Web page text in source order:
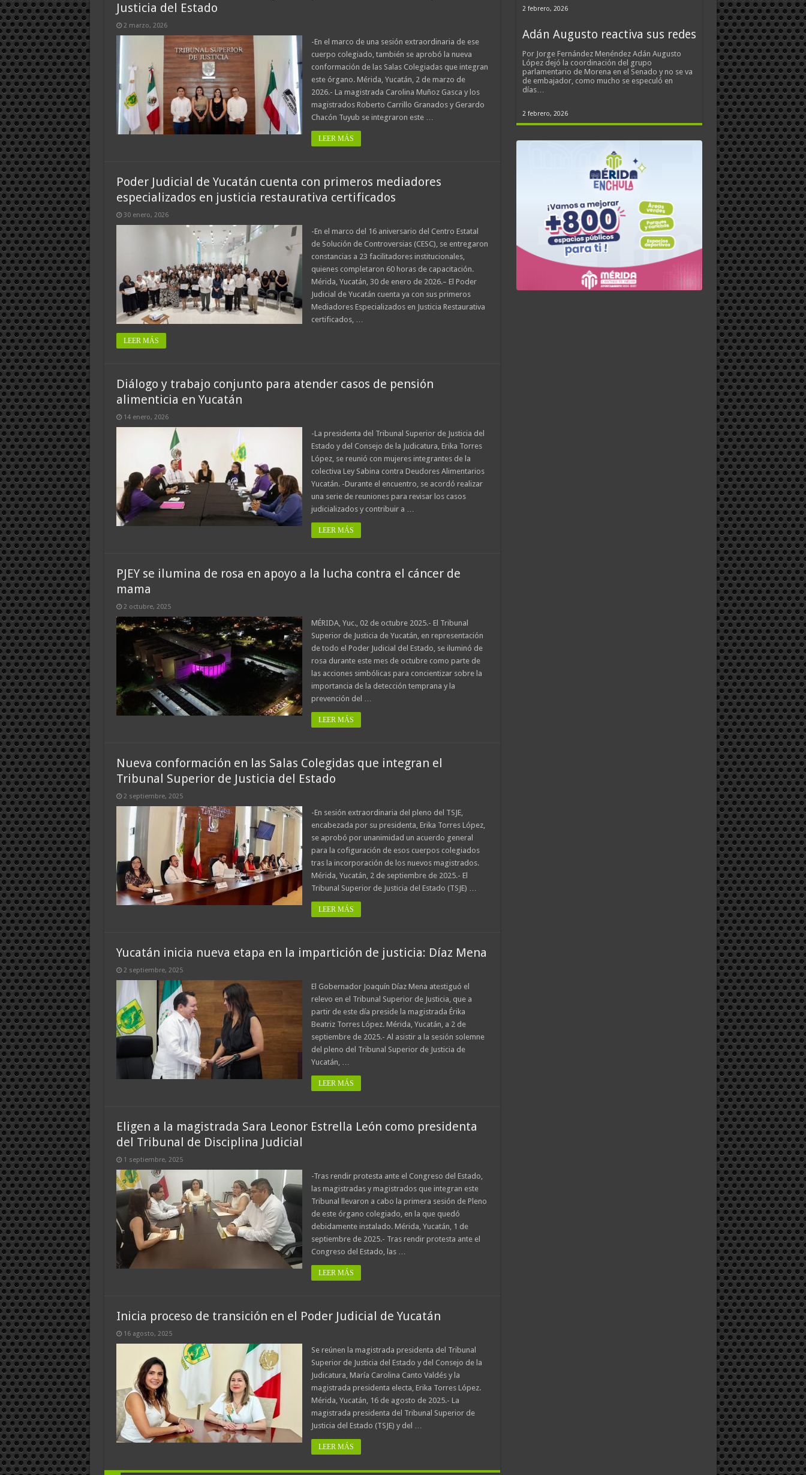
Justicia del Estado
2 marzo, 2026
-En el marco de una sesión extraordinaria de ese
cuerpo colegiado, también se aprobó la nueva
conformación de las Salas Colegiadas que integran
este órgano. Mérida, Yucatán, 2 de marzo de
2026.- La magistrada Carolina Muñoz Gasca y los
magistrados Roberto Carrillo Granados y Gerardo
Chacón Tuyub se integraron este …
LEER MÁS
Poder Judicial de Yucatán cuenta con primeros mediadores
especializados en justicia restaurativa certificados
30 enero, 2026
-En el marco del 16 aniversario del Centro Estatal
de Solución de Controversias (CESC), se entregaron
constancias a 23 facilitadores institucionales,
quienes completaron 60 horas de capacitación.
Mérida, Yucatán, 30 de enero de 2026.– El Poder
Judicial de Yucatán cuenta ya con sus primeros
Mediadores Especializados en Justicia Restaurativa
certificados, …
LEER MÁS
Diálogo y trabajo conjunto para atender casos de pensión
alimenticia en Yucatán
14 enero, 2026
-La presidenta del Tribunal Superior de Justicia del
Estado y del Consejo de la Judicatura, Erika Torres
López, se reunió con mujeres integrantes de la
colectiva Ley Sabina contra Deudores Alimentarios
Yucatán. -Durante el encuentro, se acordó realizar
una serie de reuniones para revisar los casos
judicializados y contribuir a …
LEER MÁS
PJEY se ilumina de rosa en apoyo a la lucha contra el cáncer de
mama
2 octubre, 2025
MÉRIDA, Yuc., 02 de octubre 2025.- El Tribunal
Superior de Justicia de Yucatán, en representación
de todo el Poder Judicial del Estado, se iluminó de
rosa durante este mes de octubre como parte de
las acciones simbólicas para concientizar sobre la
importancia de la detección temprana y la
prevención del …
LEER MÁS
Nueva conformación en las Salas Colegidas que integran el
Tribunal Superior de Justicia del Estado
2 septiembre, 2025
-En sesión extraordinaria del pleno del TSJE,
encabezada por su presidenta, Erika Torres López,
se aprobó por unanimidad un acuerdo general
para la cofiguración de esos cuerpos colegiados
tras la incorporación de los nuevos magistrados.
Mérida, Yucatán, 2 de septiembre de 2025.- El
Tribunal Superior de Justicia del Estado (TSJE) …
LEER MÁS
Yucatán inicia nueva etapa en la impartición de justicia: Díaz Mena
2 septiembre, 2025
El Gobernador Joaquín Díaz Mena atestiguó el
relevo en el Tribunal Superior de Justicia, que a
partir de este día preside la magistrada Érika
Beatriz Torres López. Mérida, Yucatán, a 2 de
septiembre de 2025.- Al asistir a la sesión solemne
del pleno del Tribunal Superior de Justicia de
Yucatán, …
LEER MÁS
Eligen a la magistrada Sara Leonor Estrella León como presidenta
del Tribunal de Disciplina Judicial
1 septiembre, 2025
-Tras rendir protesta ante el Congreso del Estado,
las magistradas y magistrados que integran este
Tribunal llevaron a cabo la primera sesión de Pleno
de este órgano colegiado, en la que quedó
debidamente instalado. Mérida, Yucatán, 1 de
septiembre de 2025.- Tras rendir protesta ante el
Congreso del Estado, las …
LEER MÁS
Inicia proceso de transición en el Poder Judicial de Yucatán
16 agosto, 2025
Se reúnen la magistrada presidenta del Tribunal
Superior de Justicia del Estado y del Consejo de la
Judicatura, María Carolina Canto Valdés y la
magistrada presidenta electa, Erika Torres López.
Mérida, Yucatán, 16 de agosto de 2025.- La
magistrada presidenta del Tribunal Superior de
Justicia del Estado (TSJE) y del …
LEER MÁS
2 febrero, 2026
Adán Augusto reactiva sus redes
Por Jorge Fernández Menéndez Adán Augusto
López dejó la coordinación del grupo
parlamentario de Morena en el Senado y no se va
de embajador, como mucho se especuló en
días…
2 febrero, 2026